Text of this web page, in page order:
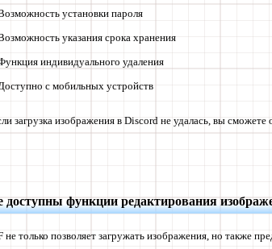
установки пароля
указания срока хранения
индивидуального удаления
с мобильных устройств
загрузка изображения в Discord не удалась, вы
доступны функции редактирования
не только позволяет загружать изображения, но также